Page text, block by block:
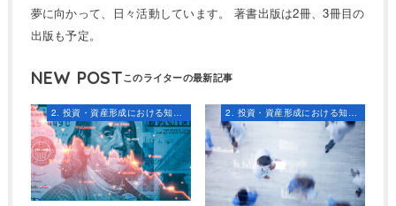
夢に向かって、日々活動しています。 著書出版は2冊、3冊目の
出版も予定。
NEW POST
2. 投資・資産形成における知識とスキル 2. 投資・資産形成における知識とスキル